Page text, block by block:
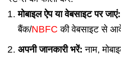
मोबाइल ऐप या वेबसाइट पर
बैंक/NBFC की वेबसाइट से
अपनी जानकारी भरें: नाम,